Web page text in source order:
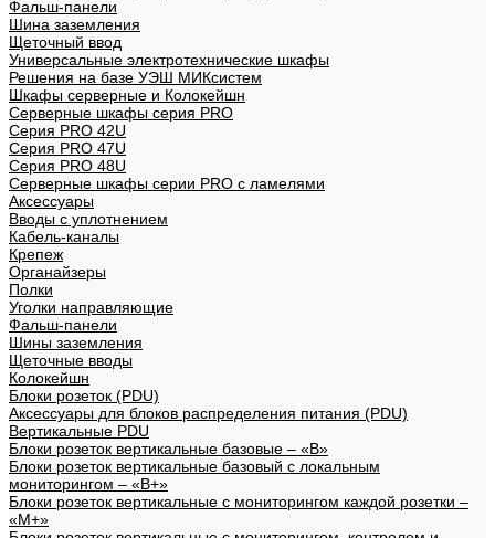
Фальш-панели
Шина заземления
Щеточный ввод
Универсальные электротехнические шкафы
Решения на базе УЭШ МИКсистем
Шкафы серверные и Колокейшн
Серверные шкафы серия PRO
Серия PRO 42U
Серия PRO 47U
Серия PRO 48U
Серверные шкафы серии PRO с ламелями
Аксессуары
Вводы с уплотнением
Кабель-каналы
Крепеж
Органайзеры
Полки
Уголки направляющие
Фальш-панели
Шины заземления
Щеточные вводы
Колокейшн
Блоки розеток (PDU)
Аксессуары для блоков распределения питания (PDU)
Вертикальные PDU
Блоки розеток вертикальные базовые – «В»
Блоки розеток вертикальные базовый с локальным
мониторингом – «В+»
Блоки розеток вертикальные с мониторингом каждой розетки –
«М+»